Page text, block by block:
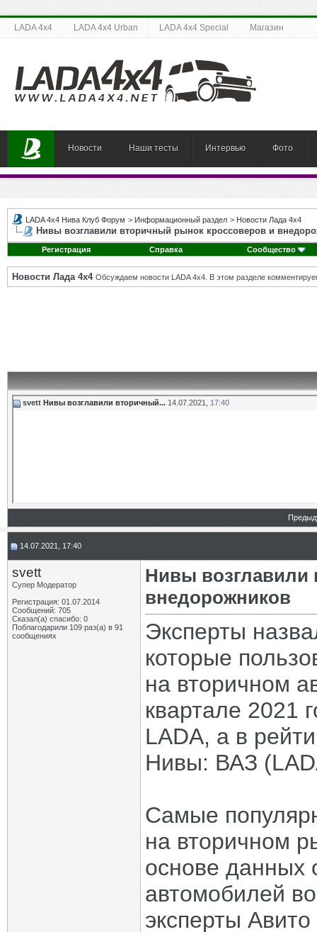
LADA 4x4 LADA 4x4 Urban LADA 4x4 Special Магазин
Новости Наши тесты Интервью Фото
LADA 4x4 Нива Клуб Форум > Информационный раздел > Новости Лада 4х4
Нивы возглавили вторичный рынок кроссоверов и
Регистрация Справка Сообщество
Новости Лада 4х4 Обсуждаем новости LADA 4x4. В этом разделе
svett Нивы возглавили вторичный... 14.07.2021, 17:40
14.07.2021, 17:40
svett
Супер Модератор
Регистрация: 01.07.2014
Сообщений: 705
Сказал(а) спасибо: 0
Поблагодарили 109 раз(а) в 91
сообщениях
Нивы возглавили
внедорожников
Эксперты
которые
на вторичном
квартале 2021
LADA, а в
Нивы: ВАЗ
Самые
на вторичном
основе данных
автомобилей
эксперты